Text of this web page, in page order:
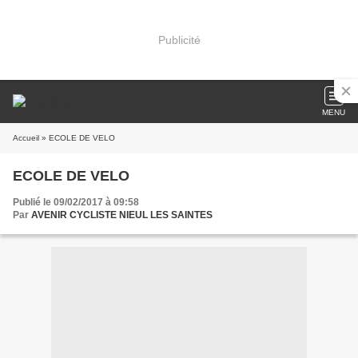
Publicité
MENU
Accueil » ECOLE DE VELO
ECOLE DE VELO
Publié le 09/02/2017 à 09:58
Par AVENIR CYCLISTE NIEUL LES SAINTES